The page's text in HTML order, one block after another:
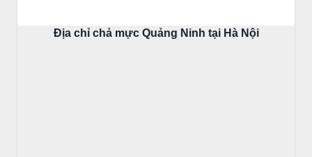
Địa chỉ chả mực Quảng Ninh tại Hà Nội